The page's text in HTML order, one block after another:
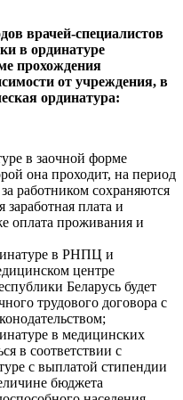
врачей-специалистов
в ординатуре
прохождения
от учреждения, в
ординатура:
в заочной форме
она проходит, на период
работником сохраняются
плата и
оплата проживания и
в РНПЦ и
центре
Беларусь будет
трудового договора с
в медицинских
в соответствии с
с выплатой стипендии
бюджета